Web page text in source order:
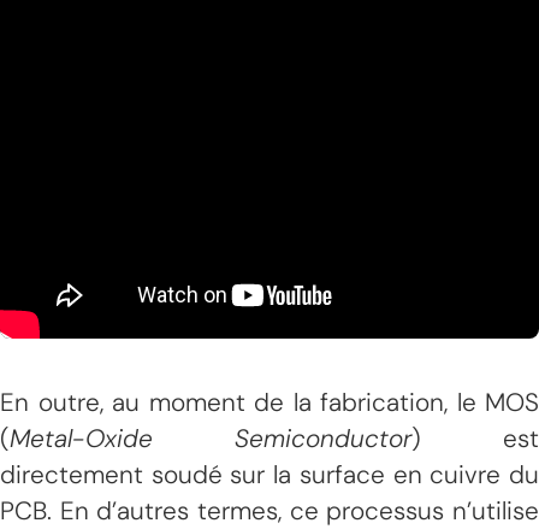
En outre, au moment de la fabrication, le MOS
(Metal-Oxide Semiconductor) est
directement soudé sur la surface en cuivre du
PCB. En d’autres termes, ce processus n’utilise